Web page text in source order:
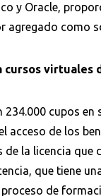
y Oracle,
agregado como
cursos virtuales
234.000 cupos en
acceso de los
de la licencia que
que tiene
proceso de